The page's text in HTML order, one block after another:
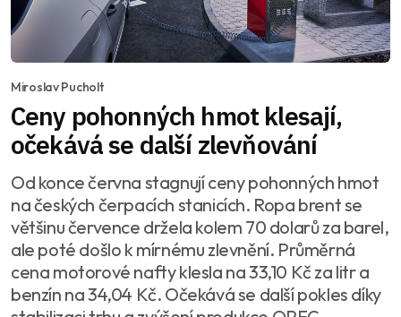
Miroslav Pucholt
Ceny pohonných hmot klesají,
očekává se další zlevňování
Od konce června stagnují ceny pohonných hmot
na českých čerpacích stanicích. Ropa brent se
většinu července držela kolem 70 dolarů za barel,
ale poté došlo k mírnému zlevnění. Průměrná
cena motorové nafty klesla na 33,10 Kč za litr a
benzín na 34,04 Kč. Očekává se další pokles díky